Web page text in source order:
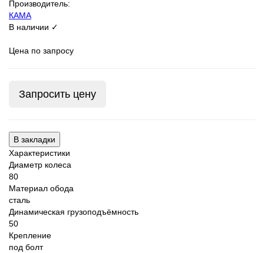
Производитель:
КАМА
В наличии ✓
Цена по запросу
Запросить цену
В закладки
Характеристики
Диаметр колеса
80
Материал обода
сталь
Динамическая грузоподъёмность
50
Крепление
под болт